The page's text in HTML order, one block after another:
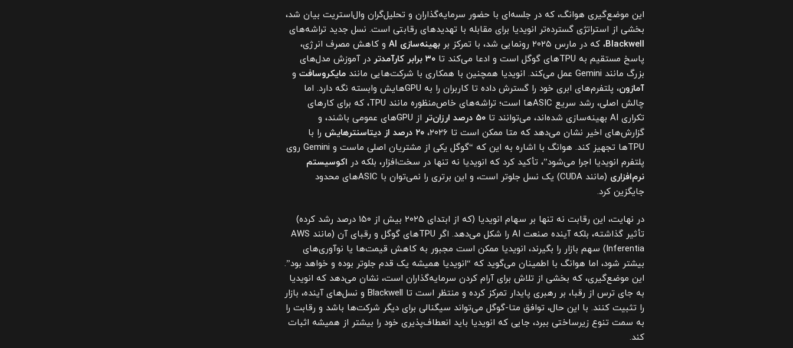
این موضع‌گیری هوانگ، که در جلسه‌ای با حضور سرمایه‌گذاران و تحلیل‌گران وال‌استریت بیان شد،
بخشی از استراتژی گسترده‌تر انویدیا برای مقابله با تهدیدهای رقابتی است. نسل جدید تراشه‌های
Blackwell، که در مارس ۲۰۲۵ رونمایی شد، با تمرکز بر بهینه‌سازی AI
و کاهش مصرف انرژی،
پاسخ مستقیم به TPUهای گوگل است و ادعا می‌کند تا
۳۰ برابر کارآمدتر
در آموزش مدل‌های
بزرگ مانند Gemini عمل می‌کند. انویدیا همچنین با همکاری با شرکت‌هایی مانند
مایکروسافت و
آمازون
، پلتفرم‌های ابری خود را گسترش داده تا کاربران را به GPUهایش وابسته نگه دارد. اما
چالش اصلی، رشد سریع ASICها است؛ تراشه‌های خاص‌منظوره مانند TPU، که برای کارهای
تکراری AI بهینه‌سازی شده‌اند، می‌توانند تا
۵۰ درصد ارزان‌تر
از GPUهای عمومی باشند، و
گزارش‌های اخیر نشان می‌دهد که متا ممکن است تا ۲۰۲۶،
۲۰ درصد از دیتاسنترهایش
را با
TPUها تجهیز کند. هوانگ با اشاره به این که “گوگل یکی از مشتریان اصلی ماست و Gemini روی
پلتفرم انویدیا اجرا می‌شود”، تأکید کرد که انویدیا نه تنها در سخت‌افزار، بلکه در اکوسیستم
نرم‌افزاری
(مانند CUDA) یک نسل جلوتر است، و این برتری را نمی‌توان با ASICهای محدود
جایگزین کرد.
در نهایت، این رقابت نه تنها بر سهام انویدیا (که از ابتدای ۲۰۲۵ بیش از ۱۵۰ درصد رشد کرده)
تأثیر گذاشته، بلکه آینده صنعت AI را شکل می‌دهد. اگر TPUهای گوگل و رقبای آن (مانند AWS
Inferentia) سهم بازار را بگیرند، انویدیا ممکن است مجبور به کاهش قیمت‌ها یا نوآوری‌های
بیشتر شود، اما هوانگ با اطمینان می‌گوید که “انویدیا همیشه یک قدم جلوتر بوده و خواهد بود”.
این موضع‌گیری، که بخشی از تلاش برای آرام کردن سرمایه‌گذاران است، نشان می‌دهد که انویدیا
به جای ترس از رقبا، بر رهبری پایدار تمرکز کرده و منتظر است تا Blackwell و نسل‌های آینده، بازار
را تثبیت کنند. با این حال، توافق متا-گوگل می‌تواند سیگنالی برای دیگر شرکت‌ها باشد و رقابت را
به سمت تنوع زیرساختی ببرد، جایی که انویدیا باید انعطاف‌پذیری خود را بیشتر از همیشه اثبات
کند.